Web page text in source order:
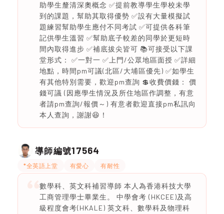
助學生釐清深奧概念 ✅提前教導學生學校未學
到的課題，幫助其取得優勢 ✅設有大量模擬試
題練習幫助學生應付不同考試 ✅可提供各科筆
記供學生溫習 ✅幫助底子較差的同學於更短時
間內取得進步 ✅補底拔尖皆可 📚可接受以下課
堂形式： ✅一對一 ✅上門/公眾地區面授 ✅詳細
地點，時間pm可議(北區/大埔區優先) ✅如學生
有其他特別需要，歡迎pm查詢 💲收費價錢： 價
錢可議 (因應學生情況及所住地區作調整，有意
者請pm查詢/報價～) 有意者歡迎直接pm私訊向
本人查詢，謝謝😆！
導師編號17564
*全英語上堂 有愛心 有耐性
數學科、英文科補習導師 本人為香港科技大學
工商管理學士畢業生。 中學會考 (HKCEE)及高
級程度會考(HKALE) 英文科、數學科及物理科